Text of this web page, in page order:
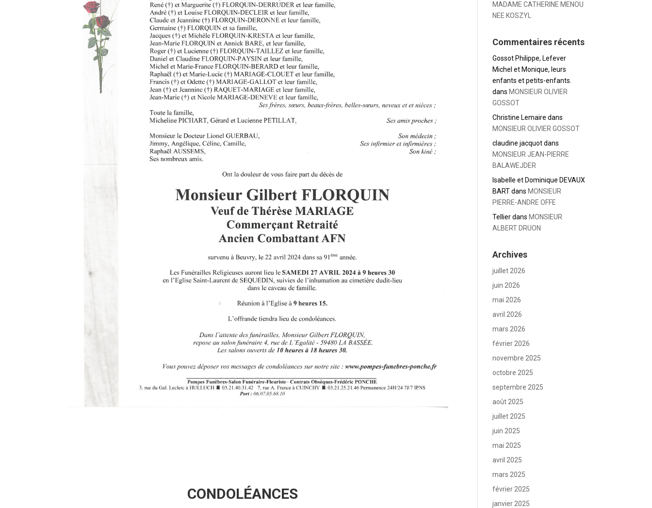
MADAME CATHERINE MENOU
NEE KOSZYL
Commentaires récents
Gossot Philippe, Lefever
Michel et Monique, leurs
enfants et petits-enfants.
dans MONSIEUR OLIVIER
GOSSOT
Christine Lemaire dans
MONSIEUR OLIVIER GOSSOT
claudine jacquotdans
MONSIEUR JEAN-PIERRE
BALAWEJDER
Isabelle et Dominique DEVAUX
BARTdans MONSIEUR
PIERRE-ANDRE OFFE
Tellierdans MONSIEUR
ALBERT DRUON
Archives
juillet 2026
juin 2026
mai 2026
avril 2026
mars 2026
février 2026
novembre 2025
octobre 2025
septembre 2025
août 2025
juillet 2025
juin 2025
mai 2025
avril 2025
mars 2025
février 2025
janvier 2025